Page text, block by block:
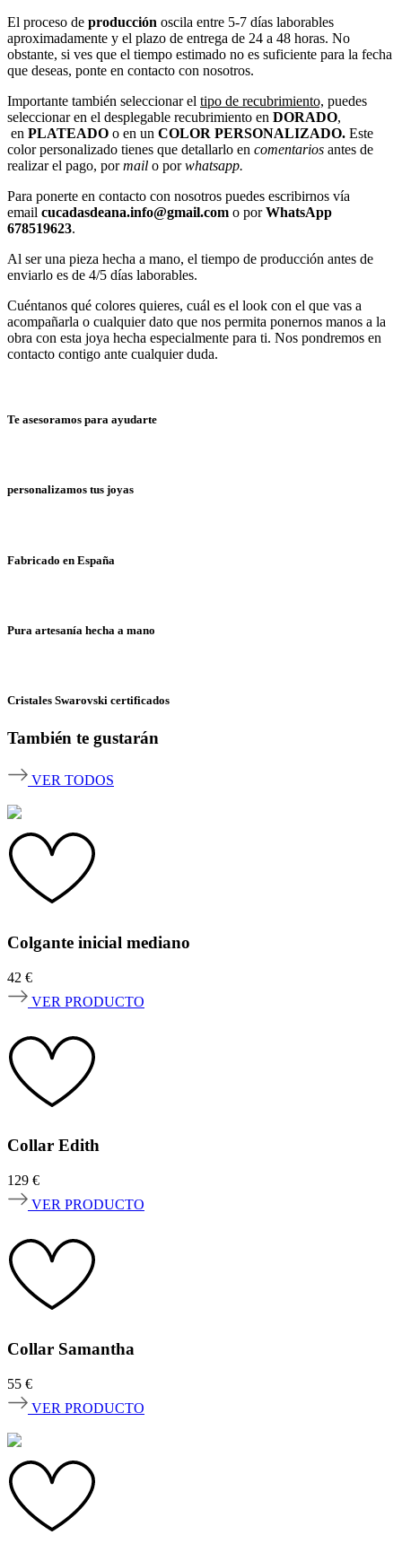
El proceso de producción oscila entre 5-7 días laborables
aproximadamente y el plazo de entrega de 24 a 48 horas. No
obstante, si ves que el tiempo estimado no es suficiente para la fecha
que deseas, ponte en contacto con nosotros.
Importante también seleccionar el tipo de recubrimiento, puedes
seleccionar en el desplegable recubrimiento en DORADO,
en PLATEADO o en un COLOR PERSONALIZADO. Este
color personalizado tienes que detallarlo en comentarios antes de
realizar el pago, pormail o porwhatsapp.
Para ponerte en contacto con nosotros puedes escribirnos vía
email cucadasdeana.info@gmail.com o porWhatsApp
678519623.
Al ser una pieza hecha a mano, el tiempo de producción antes de
enviarlo es de 4/5 días laborables.
Cuéntanos qué colores quieres, cuál es el look con el que vas a
acompañarla o cualquier dato que nos permita ponernos manos a la
obra con esta joya hecha especialmente para ti. Nos pondremos en
contacto contigo ante cualquier duda.
Te asesoramos para ayudarte
personalizamos tus joyas
Fabricado en España
Pura artesanía hecha a mano
Cristales Swarovski certificados
También te gustarán
VER TODOS
Colgante inicial mediano
42 €
VER PRODUCTO
Collar Edith
129 €
VER PRODUCTO
Collar Samantha
55 €
VER PRODUCTO